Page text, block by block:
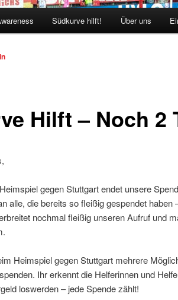
Südkurve hilft! Über uns
Hilft – Noch 2
gegen Stuttgart endet unsere
alle, die bereits so fleißig gespendet haben
nochmal fleißig unseren Aufruf und
Heimspiel gegen Stuttgart mehrere
Ihr erkennt die Helferinnen und
loswerden – jede Spende zählt!